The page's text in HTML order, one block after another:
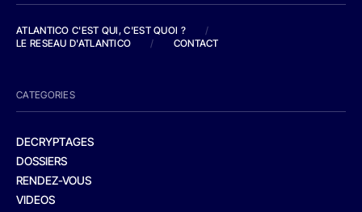
ATLANTICO C'EST QUI, C'EST QUOI ?
/
LE RESEAU D'ATLANTICO
/ CONTACT
CATEGORIES
DECRYPTAGES
DOSSIERS
RENDEZ-VOUS
VIDEOS